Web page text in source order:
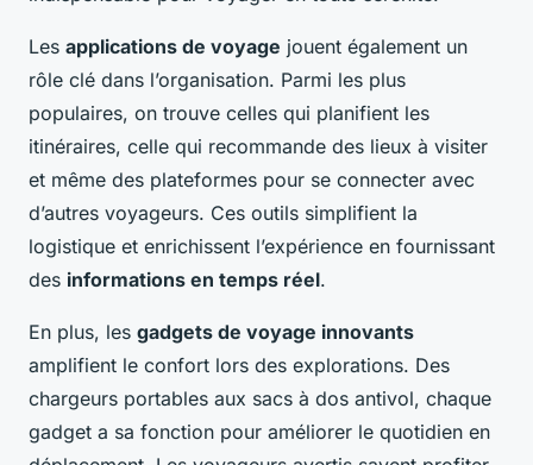
Les applications de voyage jouent également un
rôle clé dans l’organisation. Parmi les plus
populaires, on trouve celles qui planifient les
itinéraires, celle qui recommande des lieux à visiter
et même des plateformes pour se connecter avec
d’autres voyageurs. Ces outils simplifient la
logistique et enrichissent l’expérience en fournissant
des informations en temps réel.
En plus, les gadgets de voyage innovants
amplifient le confort lors des explorations. Des
chargeurs portables aux sacs à dos antivol, chaque
gadget a sa fonction pour améliorer le quotidien en